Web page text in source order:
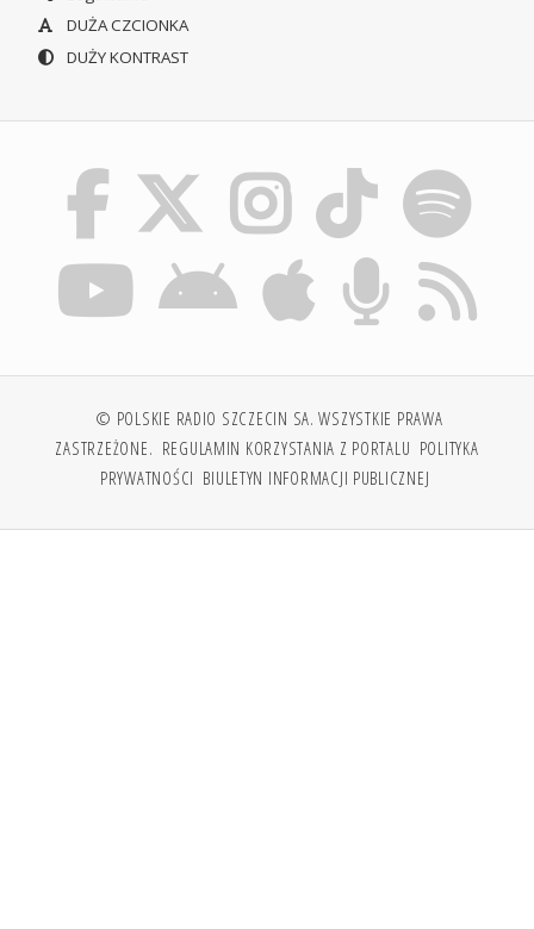
DUŻA CZCIONKA
DUŻY KONTRAST
© POLSKIE RADIO SZCZECIN SA. WSZYSTKIE PRAWA
ZASTRZEŻONE. REGULAMIN KORZYSTANIA Z PORTALU POLITYKA
PRYWATNOŚCI BIULETYN INFORMACJI PUBLICZNEJ